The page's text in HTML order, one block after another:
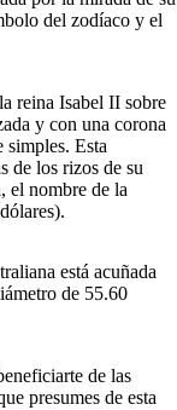
del zodíaco y el
reina Isabel II sobre
y con una corona
simples. Esta
de los rizos de su
el nombre de la
está acuñada
de 55.60
de las
presumes de esta